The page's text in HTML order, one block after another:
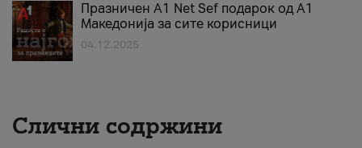
Празничен A1 Net Sеf подарок од А1
Македонија за сите корисници
04.12.2025
Слични содржини